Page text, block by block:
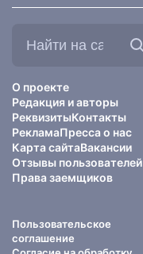
О проекте
Редакция и авторы
РеквизитыКонтакты
РекламаПресса о нас
Карта сайтаВакансии
Отзывы пользователей
Права заемщиков
Пользовательское
соглашение